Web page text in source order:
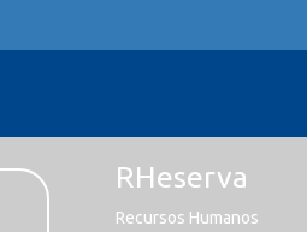
RHeserva
Recursos Humanos